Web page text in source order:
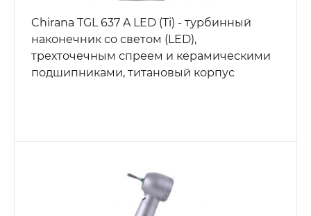
Chirana TGL 637 A LED (Ti) - турбинный
наконечник со светом (LED),
трехточечным спреем и керамическими
подшипниками, титановый корпус